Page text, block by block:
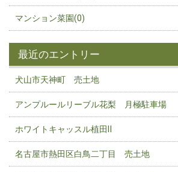
マンション菜園(0)
最近のエントリー
犬山市天神町 売土地
アンプルールリーブル花梨 月極駐車場
ホワイトキャッスル植田Ⅱ
名古屋市熱田区白鳥二丁目 売土地